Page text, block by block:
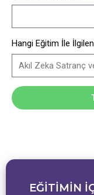
EĞİTİMİN
Hangi Eğitim İle